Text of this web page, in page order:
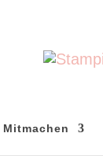
Mitmachen